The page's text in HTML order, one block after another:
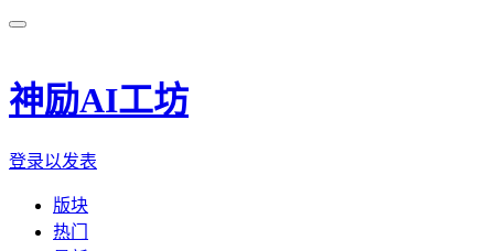
神励AI工坊
登录以发表
版块
热门